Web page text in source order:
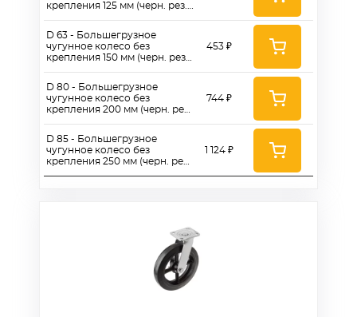
крепления 125 мм (черн. рез.,
D 63 - Большегрузное
чугунное колесо без
крепления 150 мм (черн. рез.,
D 80 - Большегрузное
чугунное колесо без
крепления 200 мм (черн. рез.,
D 85 - Большегрузное
чугунное колесо без
крепления 250 мм (черн. рез.,
453 ₽
744 ₽
1 124 ₽